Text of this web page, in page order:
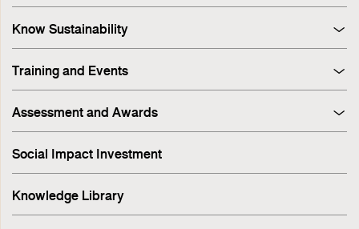
Know Sustainability
Sustainability at A Glance
Principles and Guidelines
Corporate Governance
Sustainability Management Process
Stakeholder Engagement & Materiality Analysis
ESG Risk
Sustainable Supply Chain
Environment
Training and Events
Training
Events
Assessment and Awards
Corporate Governance Report (CGR)
SET ESG Ratings
FTSE Russell ESG Scores
ASEAN Corporate Governance Scorecard
Sustainability Index
Social Impact Investment
Knowledge Library